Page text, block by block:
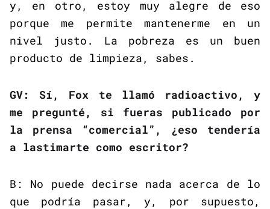
y, en otro, estoy muy alegre de eso
porque me permite mantenerme en un
nivel justo. La pobreza es un buen
producto de limpieza, sabes.
GV: Sí, Fox te llamó radioactivo, y
me pregunté, si fueras publicado por
la prensa “comercial”, ¿eso tendería
a lastimarte como escritor?
B: No puede decirse nada acerca de lo
que podría pasar, y, por supuesto,